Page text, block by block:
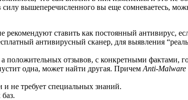
вышеперечисленного вы еще сомневаетесь,
ставить как постоянный антивирус,
антивирусный сканер, для выявления
положительных отзывов, с конкретными фактами,
одна, может найти другая. Причем Anti-Malware
не требует специальных знаний.